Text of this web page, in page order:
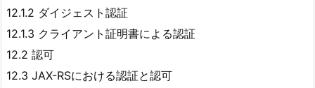
12.1.2 ダイジェスト認証
12.1.3 クライアント証明書による認証
12.2 認可
12.3 JAX-RSにおける認証と認可